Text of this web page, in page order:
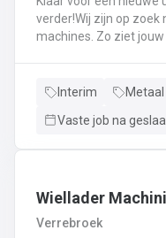
verder!Wij zijn op zoek
machines. Zo ziet
gezaagd worden.
grondstof wordt door
Interim Metaal
Vaste job na
Wiellader
Verrebroek